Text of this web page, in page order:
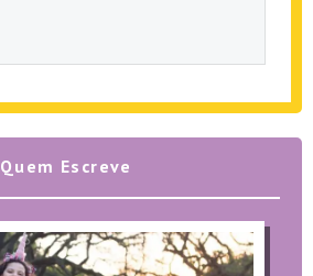
Quem Escreve